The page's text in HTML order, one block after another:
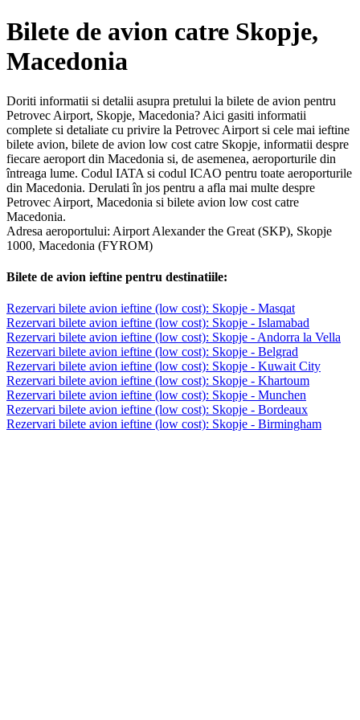
Bilete de avion catre Skopje,
Macedonia
Doriti informatii si detalii asupra pretului la bilete de avion pentru
Petrovec Airport, Skopje, Macedonia? Aici gasiti informatii
complete si detaliate cu privire la Petrovec Airport si cele mai ieftine
bilete avion, bilete de avion low cost catre Skopje, informatii despre
fiecare aeroport din Macedonia si, de asemenea, aeroporturile din
întreaga lume. Codul IATA si codul ICAO pentru toate aeroporturile
din Macedonia. Derulati în jos pentru a afla mai multe despre
Petrovec Airport, Macedonia si bilete avion low cost catre
Macedonia.
Adresa aeroportului: Airport Alexander the Great (SKP), Skopje
1000, Macedonia (FYROM)
Bilete de avion ieftine pentru destinatiile:
Rezervari bilete avion ieftine (low cost): Skopje - Masqat
Rezervari bilete avion ieftine (low cost): Skopje - Islamabad
Rezervari bilete avion ieftine (low cost): Skopje - Andorra la Vella
Rezervari bilete avion ieftine (low cost): Skopje - Belgrad
Rezervari bilete avion ieftine (low cost): Skopje - Kuwait City
Rezervari bilete avion ieftine (low cost): Skopje - Khartoum
Rezervari bilete avion ieftine (low cost): Skopje - Munchen
Rezervari bilete avion ieftine (low cost): Skopje - Bordeaux
Rezervari bilete avion ieftine (low cost): Skopje - Birmingham